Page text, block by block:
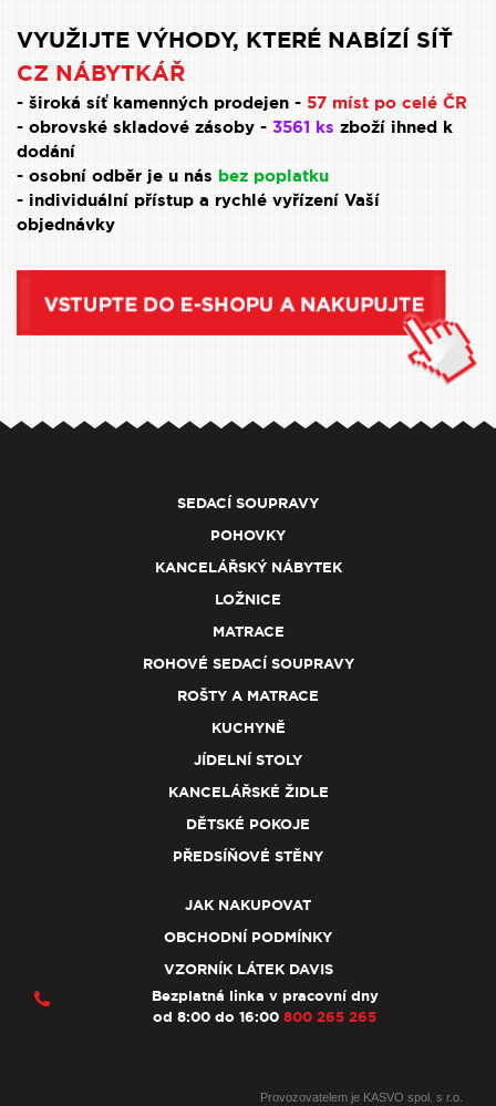
VYUŽIJTE VÝHODY, KTERÉ NABÍZÍ SÍŤ
CZ NÁBYTKÁŘ
- široká síť kamenných prodejen - 57 míst po celé ČR
- obrovské skladové zásoby - 3561 ks zboží ihned k
dodání
- osobní odběr je u nás bez poplatku
- individuální přístup a rychlé vyřízení Vaší
objednávky
SEDACÍ SOUPRAVY
POHOVKY
KANCELÁŘSKÝ NÁBYTEK
LOŽNICE
MATRACE
ROHOVÉ SEDACÍ SOUPRAVY
ROŠTY A MATRACE
KUCHYNĚ
JÍDELNÍ STOLY
KANCELÁŘSKÉ ŽIDLE
DĚTSKÉ POKOJE
PŘEDSÍŇOVÉ STĚNY
JAK NAKUPOVAT
OBCHODNÍ PODMÍNKY
VZORNÍK LÁTEK DAVIS
Bezplatná linka v pracovní dny
od 8:00 do 16:00 800 265 265
Provozovatelem je KASVO spol. s r.o.